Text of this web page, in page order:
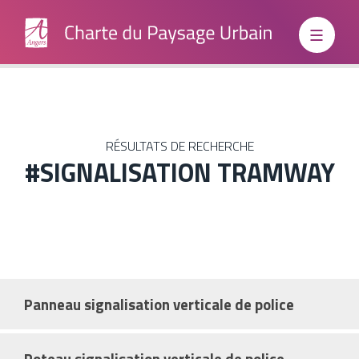
Institutionnels
Grand
outils
RÉSULTATS DE RECHERCHE
#SIGNALISATION TRAMWAY
Panneau signalisation verticale de police